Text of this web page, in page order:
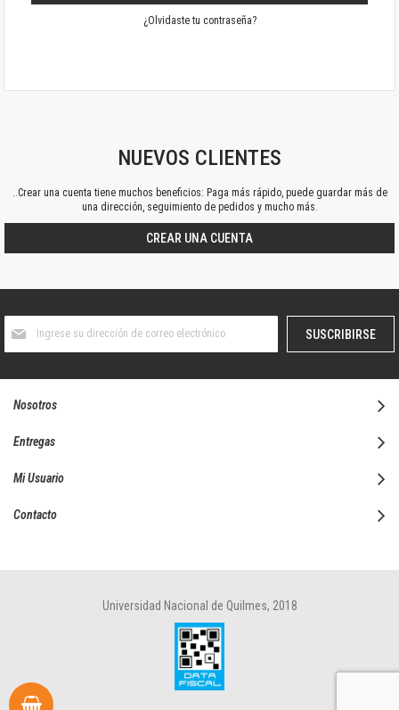
¿Olvidaste tu contraseña?
NUEVOS CLIENTES
..Crear una cuenta tiene muchos beneficios: Paga más rápido, puede guardar más de
una dirección, seguimiento de pedidos y mucho más.
CREAR UNA CUENTA
boletín
SUSCRIBIRSE
Nosotros
Entregas
Mi Usuario
Contacto
Universidad Nacional de Quilmes, 2018